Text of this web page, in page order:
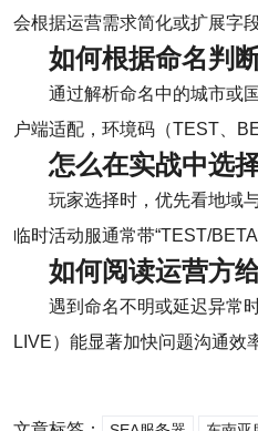
会根据运营需求简化或扩展字
如何根据命名判
通过解析命名中的城市或
户端适配，环境码（TEST、
怎么在实战中选
玩家选择时，优先看地域
临时活动服通常带“TEST/
如何阅读运营方
遇到命名不明或延迟异常
LIVE）能显著加快问题沟通效